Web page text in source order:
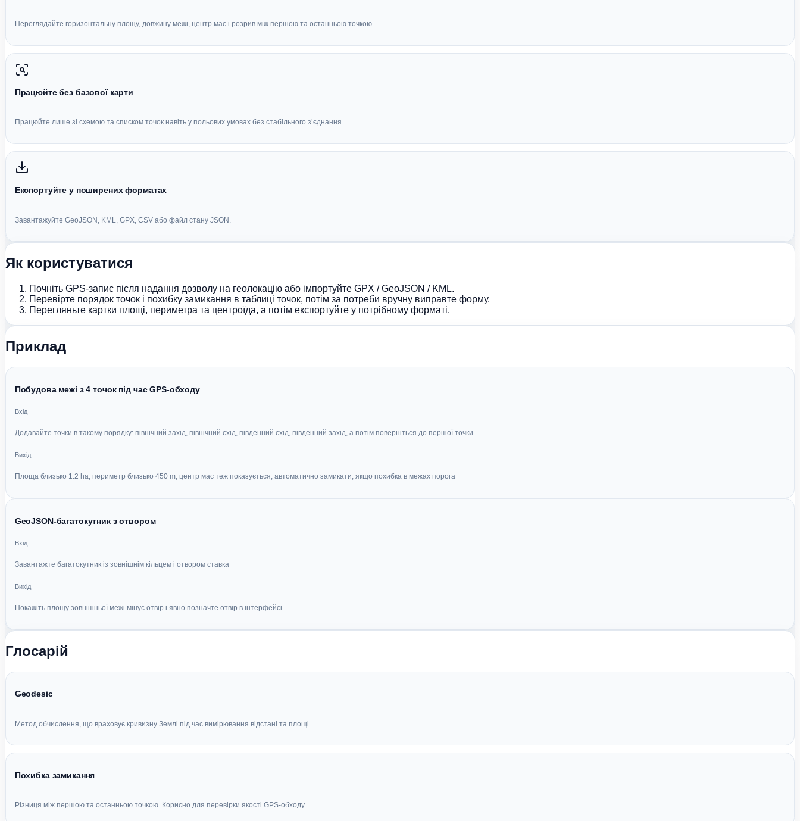
Переглядайте горизонтальну площу, довжину межі, центр мас і розрив між першою та останньою точкою.
Працюйте без базової карти
Працюйте лише зі схемою та списком точок навіть у польових умовах без стабільного з’єднання.
Експортуйте у поширених форматах
Завантажуйте GeoJSON, KML, GPX, CSV або файл стану JSON.
Як користуватися
Почніть GPS-запис після надання дозволу на геолокацію або імпортуйте GPX / GeoJSON / KML.
Перевірте порядок точок і похибку замикання в таблиці точок, потім за потреби вручну виправте форму.
Перегляньте картки площі, периметра та центроїда, а потім експортуйте у потрібному форматі.
Приклад
Побудова межі з 4 точок під час GPS-обходу
Вхід
Додавайте точки в такому порядку: північний захід, північний схід, південний схід, південний захід, а потім поверніться до першої точки
Вихід
Площа близько 1.2 ha, периметр близько 450 m, центр мас теж показується; автоматично замикати, якщо похибка в межах порога
GeoJSON-багатокутник з отвором
Вхід
Завантажте багатокутник із зовнішнім кільцем і отвором ставка
Вихід
Покажіть площу зовнішньої межі мінус отвір і явно позначте отвір в інтерфейсі
Глосарій
Geodesic
Метод обчислення, що враховує кривизну Землі під час вимірювання відстані та площі.
Похибка замикання
Різниця між першою та останньою точкою. Корисно для перевірки якості GPS-обходу.